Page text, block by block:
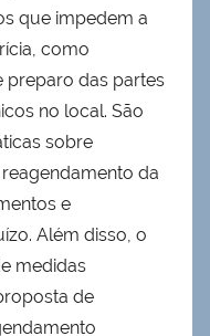
que impedem a
como
preparo das partes
no local. São
sobre
da
e
Além disso, o
medidas
de